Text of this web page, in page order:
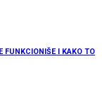
FUNKCIONIŠE I KAKO TO